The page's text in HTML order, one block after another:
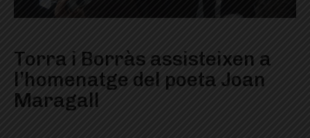
Torra i Borràs assisteixen a
l’homenatge del poeta Joan
Maragall